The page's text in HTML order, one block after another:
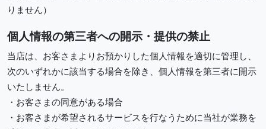
りません）
個人情報の第三者への開示・提供の禁止
当店は、お客さまよりお預かりした個人情報を適切に管理し、
次のいずれかに該当する場合を除き、個人情報を第三者に開示
いたしません。
・お客さまの同意がある場合
・お客さまが希望されるサービスを行なうために当社が業務を